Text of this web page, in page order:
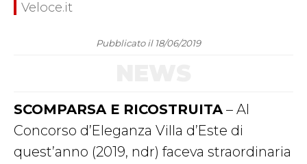
Veloce.it
Pubblicato il 18/06/2019
SCOMPARSA E RICOSTRUITA– Al
Concorso d’Eleganza Villa d’Este di
quest’anno (2019, ndr) faceva straordinaria